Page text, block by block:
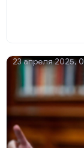
23 апреля 2025,